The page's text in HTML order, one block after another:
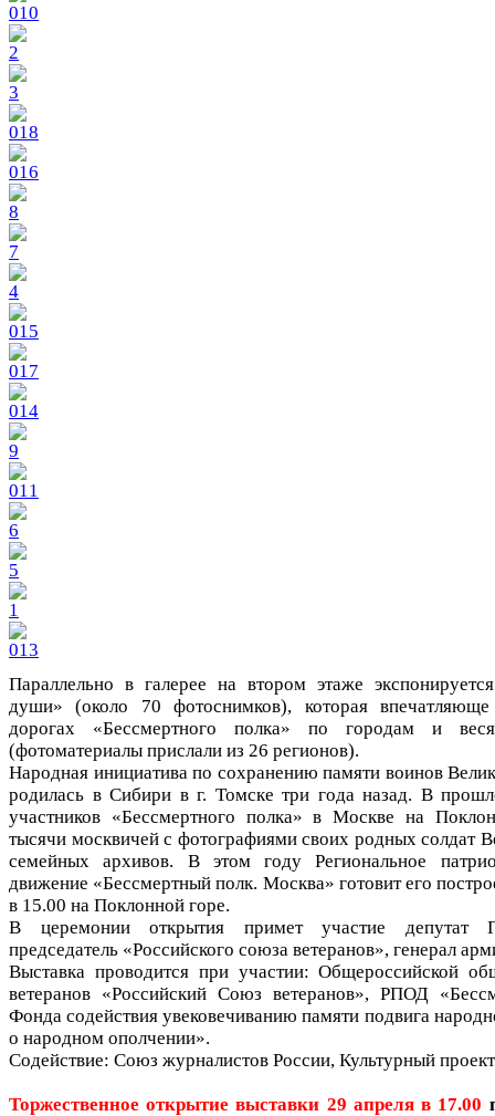
Параллельно в галерее на втором этаже
души» (около 70 фотоснимков), которая впечатляюще
дорогах «Бессмертного полка» по городам и
(фотоматериалы прислали из 26 регионов).
Народная инициатива по сохранению памяти воинов
родилась в Сибири в г. Томске три года назад. В
участников «Бессмертного полка» в Москве на
тысячи москвичей с фотографиями своих родных солдат
семейных архивов. В этом году Региональное
движение «Бессмертный полк. Москва» готовит его
в 15.00 на Поклонной горе.
В церемонии открытия примет участие депутат
председатель «Российского союза ветеранов», генерал
Выставка проводится при участии: Общероссийской
ветеранов «Российский Союз ветеранов», РПОД
Фонда содействия увековечиванию памяти подвига
о народном ополчении».
Содействие: Союз журналистов России, Культурный
Торжественное открытие выставки 29 апреля в 17.00